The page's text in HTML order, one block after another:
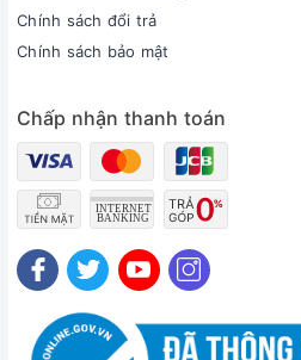
Chính sách đổi trả
Chính sách bảo mật
Chấp nhận thanh toán